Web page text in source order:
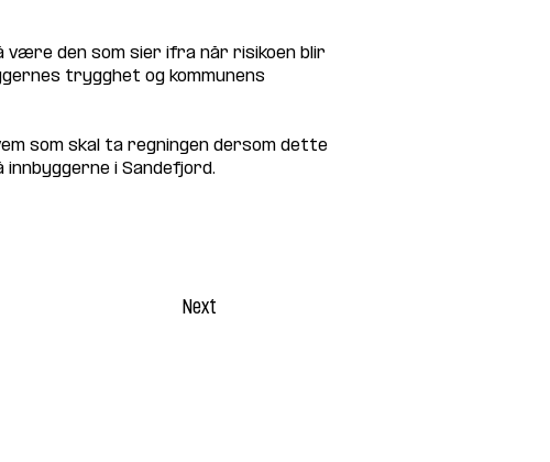
være den som sier ifra når risikoen blir
trygghet og kommunens
som skal ta regningen dersom dette
i Sandefjord.
Next